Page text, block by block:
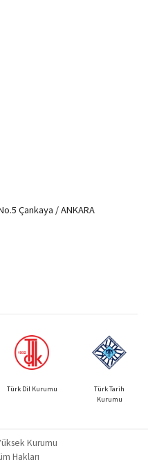
Çankaya / ANKARA
Türk Dil Kurumu
Türk Tarih
Kurumu
Kurumu
Hakları